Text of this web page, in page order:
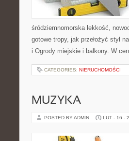
śródziemnomorska lekkość,
gotowe tropy, jak przełożyć styl
i Ogrody miejskie i balkony. W
CATEGORIES: NIERUCHOMOŚCI
MUZYKA
POSTED BY ADMIN LUT - 16 -